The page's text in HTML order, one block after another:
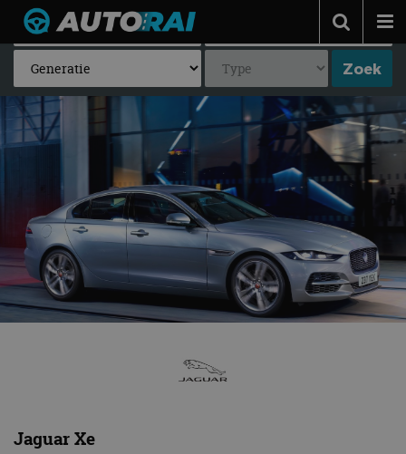
Autonieuws
Podcast
Autotests
Adverteren
Contact
MotorRAI.nl
Jaguar Xe